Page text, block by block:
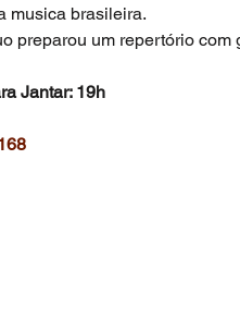
musica brasileira.
preparou um repertório
Jantar: 19h